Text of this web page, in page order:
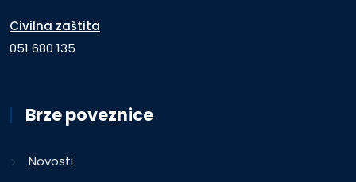
Civilna zaštita
051 680 135
Brze poveznice
Novosti